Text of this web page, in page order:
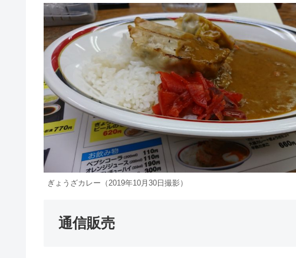
ぎょうざカレー（2019年10月30日撮影）
通信販売